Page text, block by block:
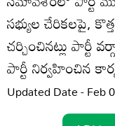
సభ్యుల చేరికలపై,
చర్చించినట్లు పార్టీ
పార్టీ నిర్వహించిన
Updated Date - Feb